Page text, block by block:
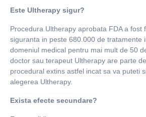
Este Ultherapy sigur?
Procedura Ultherapy aprobata FDA a fost
siguranta in peste 680.000 de tratamente
domeniul medical pentru mai mult de 50
doctor sau terapeut Ultherapy are parte
procedural extins astfel incat sa va puteti
alegerea Ultherapy.
Exista efecte secundare?